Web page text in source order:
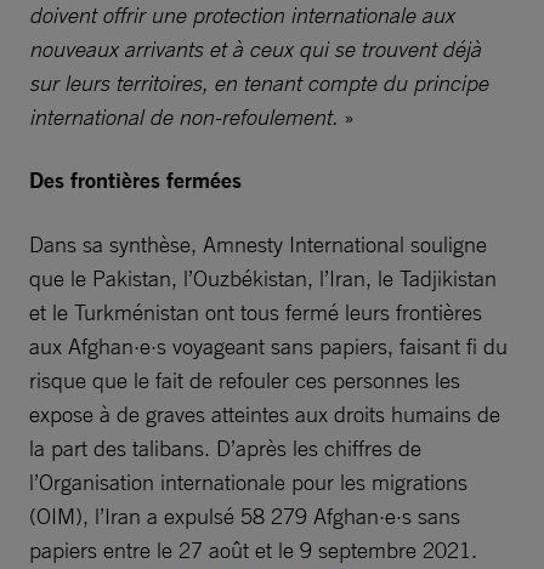
doivent offrir une protection internationale aux
nouveaux arrivants et à ceux qui se trouvent déjà
sur leurs territoires, en tenant compte du principe
international de non-refoulement. »
Des frontières fermées
Dans sa synthèse, Amnesty International souligne
que le Pakistan, l’Ouzbékistan, l’Iran, le Tadjikistan
et le Turkménistan ont tous fermé leurs frontières
aux Afghan·e·s voyageant sans papiers, faisant fi du
risque que le fait de refouler ces personnes les
expose à de graves atteintes aux droits humains de
la part des talibans. D’après les chiffres de
l’Organisation internationale pour les migrations
(OIM), l’Iran a expulsé 58 279 Afghan·e·s sans
papiers entre le 27 août et le 9 septembre 2021.